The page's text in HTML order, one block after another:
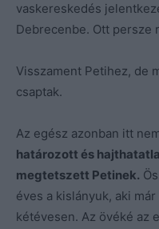
vaskereskedés
Debrecenbe. Ott persze
Visszament Petihez, de
csaptak.
Az egész azonban itt
határozott és
megtetszett Petinek.
éves a kislányuk, aki
kétévesen. Az övéké az